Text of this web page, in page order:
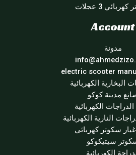
3 عجلات
Account
مدونة
electric scooter
البخارية الكهربائية
مدينة كوكو
الكهربائية
النارية الكهربائية
سكوتر كهربائي
سيتيكوكو